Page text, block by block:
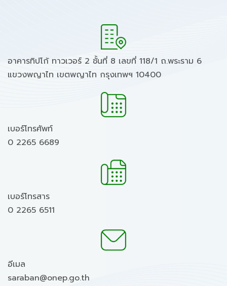
อาคารทิปโก้ ทาวเวอร์ 2 ชั้นที่ 8 เลขที่ 118/1 ถ.พระราม 6
แขวงพญาไท เขตพญาไท กรุงเทพฯ 10400
เบอร์โทรศัพท์
0 2265 6689
เบอร์โทรสาร
0 2265 6511
อีเมล
saraban@onep.go.th